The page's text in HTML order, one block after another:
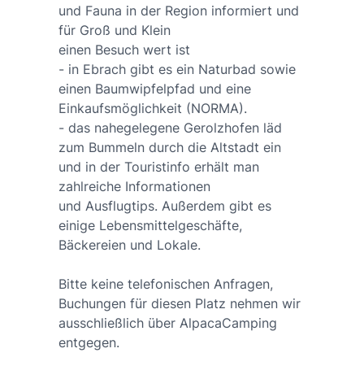
und Fauna in der Region informiert und
für Groß und Klein
einen Besuch wert ist
- in Ebrach gibt es ein Naturbad sowie
einen Baumwipfelpfad und eine
Einkaufsmöglichkeit (NORMA).
- das nahegelegene Gerolzhofen läd
zum Bummeln durch die Altstadt ein
und in der Touristinfo erhält man
zahlreiche Informationen
und Ausflugtips. Außerdem gibt es
einige Lebensmittelgeschäfte,
Bäckereien und Lokale.
Bitte keine telefonischen Anfragen,
Buchungen für diesen Platz nehmen wir
ausschließlich über AlpacaCamping
entgegen.